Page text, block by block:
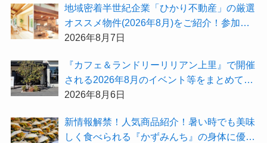
地域密着半世紀企業「ひかり不動産」の厳選
オススメ物件(2026年8月)をご紹介！参加費
無料『”木の家”新潟工場見学会』のご予約も
2026年8月7日
『カフェ＆ランドリーリリアン上里』で開催
される2026年8月のイベント等をまとめてご
紹介！
2026年8月6日
新情報解禁！人気商品紹介！暑い時でも美味
しく食べられる『かずみんち』の身体に優し